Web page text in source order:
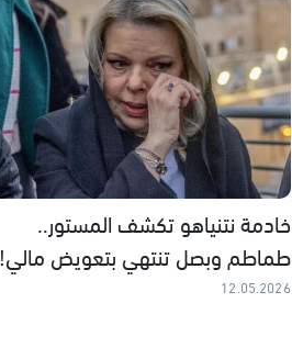
خادمة نتنياهو تكشف المستور..
طماطم وبصل تنتهي بتعويض مالي!
12.05.2026